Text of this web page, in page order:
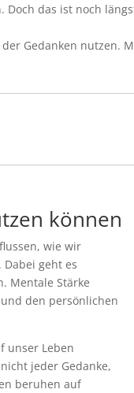
Doch das ist noch
Gedanken nutzen.
können
wie wir
geht es
Mentale Stärke
den persönlichen
unser Leben
jeder Gedanke,
beruhen auf